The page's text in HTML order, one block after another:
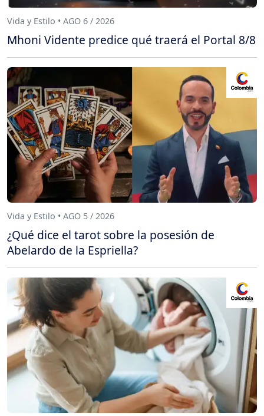
Vida y Estilo • AGO 6 / 2026
Mhoni Vidente predice qué traerá el Portal 8/8
Vida y Estilo • AGO 5 / 2026
¿Qué dice el tarot sobre la posesión de
Abelardo de la Espriella?